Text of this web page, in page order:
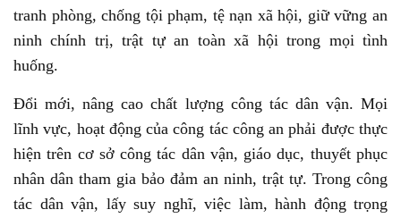
tranh phòng, chống tội phạm, tệ nạn xã hội, giữ vững an
ninh chính trị, trật tự an toàn xã hội trong mọi tình
huống.
Đổi mới, nâng cao chất lượng công tác dân vận. Mọi
lĩnh vực, hoạt động của công tác công an phải được thực
hiện trên cơ sở công tác dân vận, giáo dục, thuyết phục
nhân dân tham gia bảo đảm an ninh, trật tự. Trong công
tác dân vận, lấy suy nghĩ, việc làm, hành động trọng